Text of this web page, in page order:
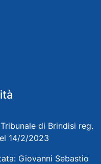
di Brindisi reg.
14/2/2023
Giovanni Sebastio